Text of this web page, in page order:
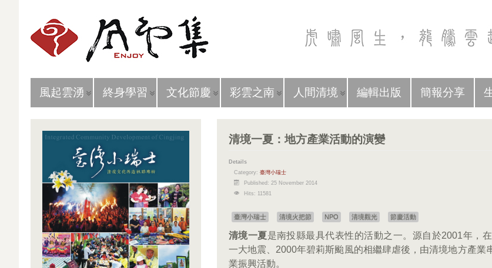
風起雲湧 終身學習 文化節慶 彩雲之南 人間清境 編輯出版 簡報分享
清境一夏：地方產業活動的演變
Details
Category: 臺灣小瑞士
Published: 25 November 2014
Hits: 11581
臺灣小瑞士 清境火把節 NPO 清境觀光 節慶活動
清境一夏是南投縣最具代表性的活動之一。源自於2001年，
一大地震、2000年碧莉斯颱風的相繼肆虐後，由清境地方產業
業振興活動。